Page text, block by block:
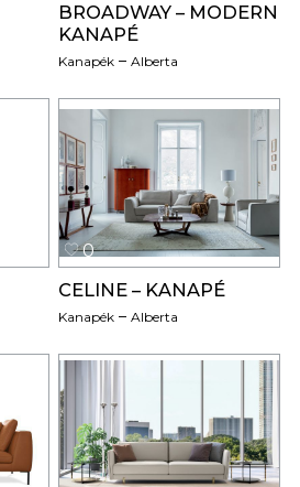
BROADWAY – MODERN
KANAPÉ
Kanapék Alberta
0
CELINE – KANAPÉ
Kanapék Alberta